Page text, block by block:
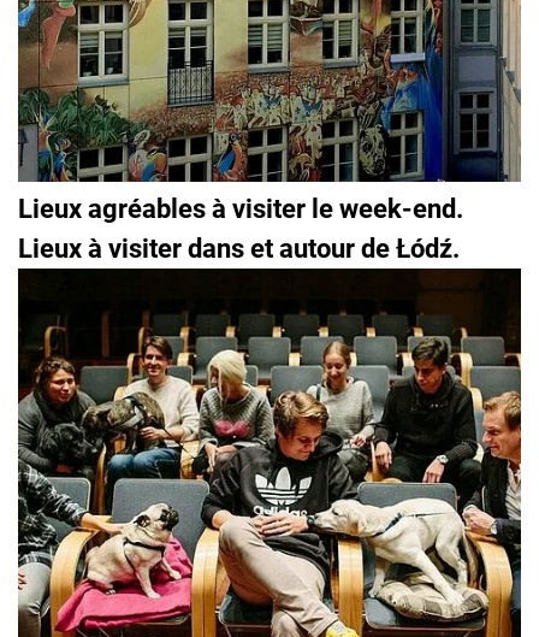
Lieux agréables à visiter le week-end.
Lieux à visiter dans et autour de Łódź.